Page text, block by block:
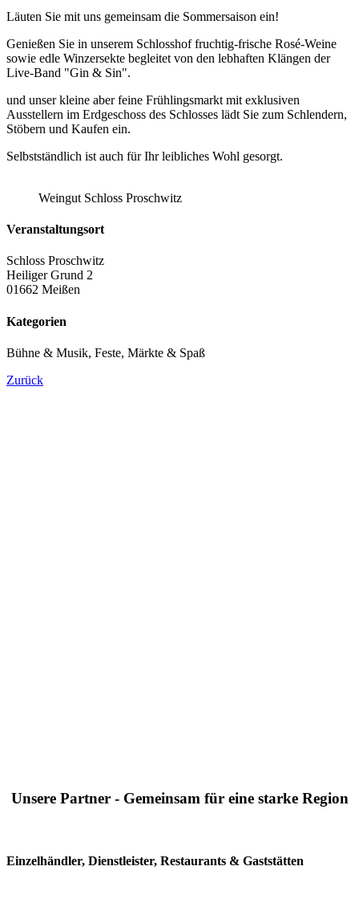
Läuten Sie mit uns gemeinsam die Sommersaison ein!
Genießen Sie in unserem Schlosshof fruchtig-frische Rosé-Weine
sowie edle Winzersekte begleitet von den lebhaften Klängen der
Live-Band "Gin & Sin".
und unser kleine aber feine Frühlingsmarkt mit exklusiven
Ausstellern im Erdgeschoss des Schlosses lädt Sie zum Schlendern,
Stöbern und Kaufen ein.
Selbstständlich ist auch für Ihr leibliches Wohl gesorgt.
Weingut Schloss Proschwitz
Veranstaltungsort
Schloss Proschwitz
Heiliger Grund 2
01662 Meißen
Kategorien
Bühne & Musik, Feste, Märkte & Spaß
Zurück
Unsere Partner - Gemeinsam für eine starke Region
Einzelhändler, Dienstleister, Restaurants & Gaststätten